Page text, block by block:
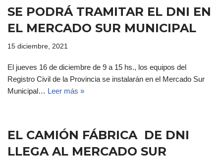
SE PODRÁ TRAMITAR EL DNI EN
EL MERCADO SUR MUNICIPAL
15 diciembre, 2021
El jueves 16 de diciembre de 9 a 15 hs., los equipos del
Registro Civil de la Provincia se instalarán en el Mercado Sur
Municipal… Leer más »
EL CAMIÓN FÁBRICA DE DNI
LLEGA AL MERCADO SUR